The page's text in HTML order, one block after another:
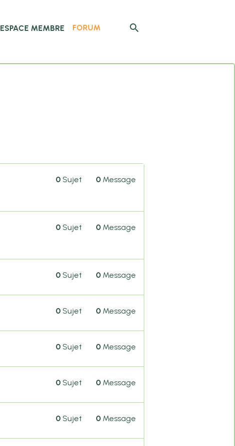
ESPACE MEMBRE FORUM
0 Sujet 0 Message
0 Sujet 0 Message
0 Sujet 0 Message
0 Sujet 0 Message
0 Sujet 0 Message
0 Sujet 0 Message
0 Sujet 0 Message